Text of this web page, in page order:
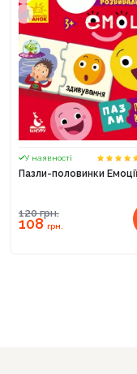
У наявності
Пазли-половинки Емоції
120грн.
108грн.